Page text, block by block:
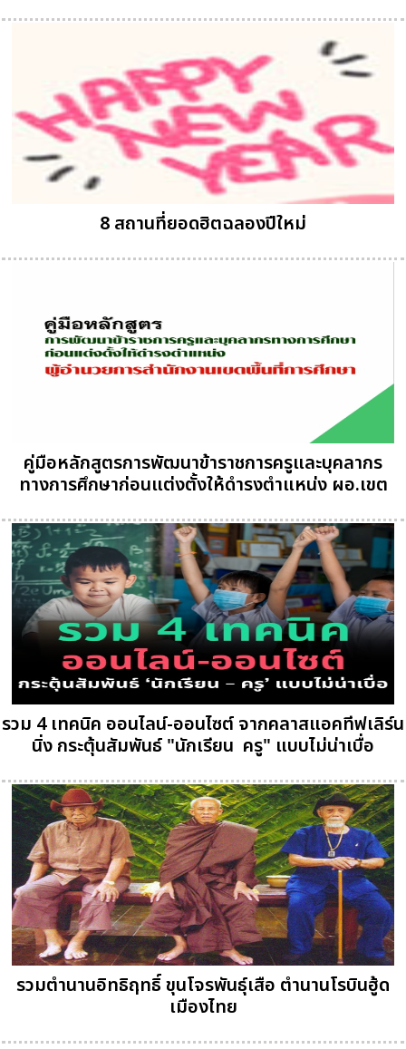
8 สถานที่ยอดฮิตฉลองปีใหม่
คู่มือหลักสูตรการพัฒนาข้าราชการครูและบุคลากร
ทางการศึกษาก่อนแต่งตั้งให้ดำรงตำแหน่ง ผอ.เขต
รวม 4 เทคนิค ออนไลน์-ออนไซต์ จากคลาสแอคทีฟเลิร์น
นิ่ง กระตุ้นสัมพันธ์ "นักเรียน  ครู" แบบไม่น่าเบื่อ
รวมตำนานอิทธิฤทธิ์ ขุนโจรพันธุ์เสือ ตำนานโรบินฮู้ด
เมืองไทย